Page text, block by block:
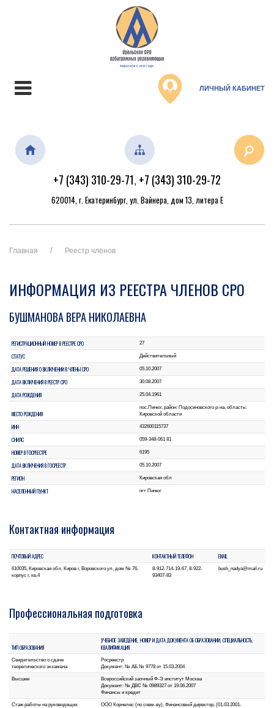
ЛИЧНЫЙ КАБИНЕТ
+7 (343) 310-29-71, +7 (343) 310-29-72
620014, г. Екатеринбург, ул. Вайнера, дом 13, литера Е
Главная Реестр членов
ИНФОРМАЦИЯ ИЗ РЕЕСТРА ЧЛЕНОВ СРО
БУШМАНОВА ВЕРА НИКОЛАЕВНА
РЕГИСТРАЦИОННЫЙ НОМЕР В РЕЕСТРЕ СРО 27
СТАТУС Действительный
ДАТА РЕШЕНИЯ О ВКЛЮЧЕНИИ В ЧЛЕНЫ СРО 05.10.2007
ДАТА ВКЛЮЧЕНИЯ В РЕЕСТР СРО 30.08.2007
ДАТА РОЖДЕНИЯ 25.04.1961
МЕСТО РОЖДЕНИЯ
пос.Пинюг, район: Подосиновского р-на, область:
Кировской области
ИНН 432600115737
СНИЛС 059-348-061 81
НОМЕР В ГОСРЕЕСТРЕ 6195
ДАТА ВКЛЮЧЕНИЯ В ГОСРЕЕСТР 05.10.2007
РЕГИОН Кировская обл
НАСЕЛЕННЫЙ ПУНКТ пгт Пинюг
Контактная информация
ПОЧТОВЫЙ АДРЕС КОНТАКТНЫЙ ТЕЛЕФОН EMAIL
610035, Кировская обл, Киров г, Воровского ул, дом № 76,
корпус г, кв.4
8-912-714-19-67, 8-922-
93407-83
bush_nadya@mail.ru
Профессиональная подготовка
ТИП ОБРАЗОВАНИЯ
УЧЕБНОЕ ЗАВЕДЕНИЕ, НОМЕР И ДАТА ДОКУМЕНТА ОБ ОБРАЗОВАНИИ, СПЕЦИАЛЬНОСТЬ,
КВАЛИФИКАЦИЯ
Свидетельство о сдаче
теоретического экзамена
Росреестр
Документ: № АБ № 9778 от 15.03.2004
Высшее
Всероссийский заочный Ф-Э институт Москва
Документ: № ДВС № 0989327 от 19.06.2007
Финансы и кредит
Стаж работы на руководящих
ООО Корнелес (по совм-ву), Финансовый директор, (01.03.2001-